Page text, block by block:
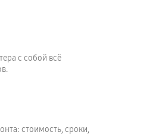
с собой всё
стоимость, сроки,